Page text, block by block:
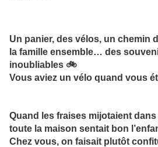
Un panier, des vélos, un chemin
la famille ensemble… des
inoubliables 🚲
Vous aviez un vélo quand vous
Quand les fraises mijotaient
toute la maison sentait bon
Chez vous, on faisait plutôt